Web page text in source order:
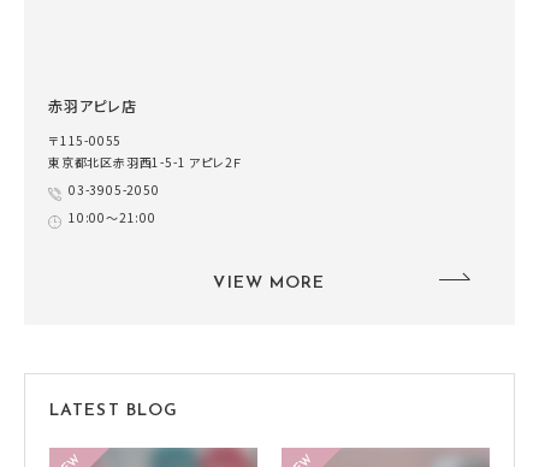
赤羽アピレ店
〒115-0055
東京都北区赤羽西1-5-1 アピレ2Ｆ
03-3905-2050
10:00～21:00
VIEW MORE
LATEST BLOG